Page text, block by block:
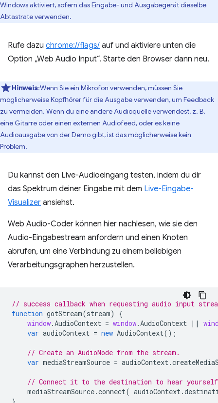
Windows aktiviert, sofern das Eingabe- und Ausgabegerät dieselbe
Abtastrate verwenden.
Rufe dazu chrome://flags/ auf und aktiviere unten die
Option „Web Audio Input“. Starte den Browser dann neu.
Hinweis:Wenn Sie ein Mikrofon verwenden, müssen Sie
möglicherweise Kopfhörer für die Ausgabe verwenden, um Feedback
zu vermeiden. Wenn du eine andere Audioquelle verwendest, z. B.
eine Gitarre oder einen externen Audiofeed, oder es keine
Audioausgabe von der Demo gibt, ist das möglicherweise kein
Problem.
Du kannst den Live-Audioeingang testen, indem du dir
das Spektrum deiner Eingabe mit dem Live-Eingabe-
Visualizer ansiehst.
Web Audio-Coder können hier nachlesen, wie sie den
Audio-Eingabestream anfordern und einen Knoten
abrufen, um eine Verbindung zu einem beliebigen
Verarbeitungsgraphen herzustellen.
// success callback when requesting audio input
function gotStream(stream)
{
window.AudioContext = window.AudioContext ||
var audioContext = new AudioContext();
// Create an AudioNode from the stream.
var mediaStreamSource = audioContext.
// Connect it to the destination to hear
mediaStreamSource.connect( audioContext.